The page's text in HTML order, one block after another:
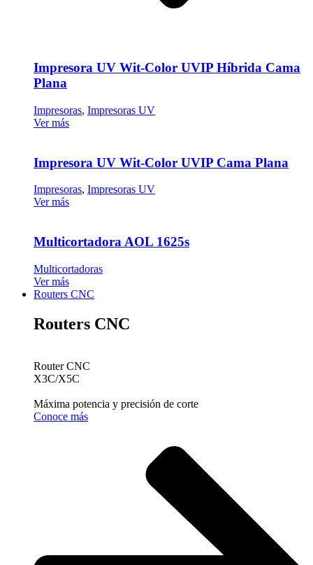
Impresora UV Wit-Color UVIP Híbrida Cama
Plana
Impresoras, Impresoras UV
Ver más
Impresora UV Wit-Color UVIP Cama Plana
Impresoras, Impresoras UV
Ver más
Multicortadora AOL 1625s
Multicortadoras
Ver más
Routers CNC
Routers CNC
Router CNC
X3C/X5C
Máxima potencia y precisión de corte
Conoce más